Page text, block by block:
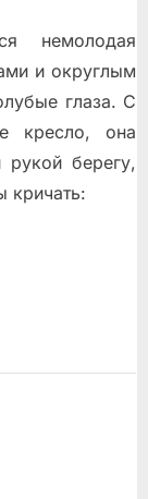
немолодая
и округлым
глаза. С
кресло, она
рукой берегу,
кричать: